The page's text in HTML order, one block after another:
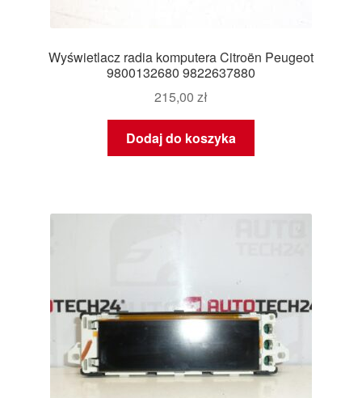
Wyświetlacz radia komputera Citroën Peugeot
9800132680 9822637880
215,00 zł
Dodaj do koszyka